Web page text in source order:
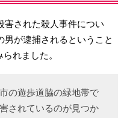
害された殺人事件につい
が逮捕されるということ
れました。
の遊歩道脇の緑地帯で
されているのが見つか